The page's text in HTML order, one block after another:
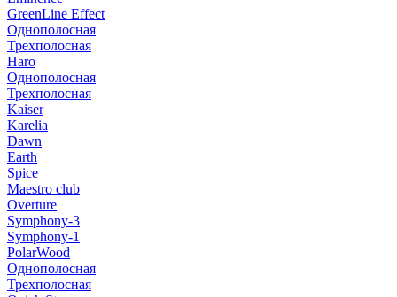
GreenLine Effect
Однополосная
Трехполосная
Haro
Однополосная
Трехполосная
Kaiser
Karelia
Dawn
Earth
Spice
Maestro club
Overture
Symphony-3
Symphony-1
PolarWood
Однополосная
Трехполосная